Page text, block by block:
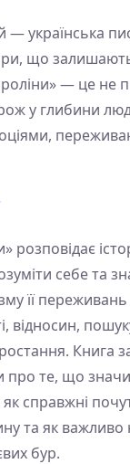
— українська
що залишають
— це не
у глибини
розповідає
себе та
її
відносин,
Книга
про те, що
як справжні
та як важливо
бур.